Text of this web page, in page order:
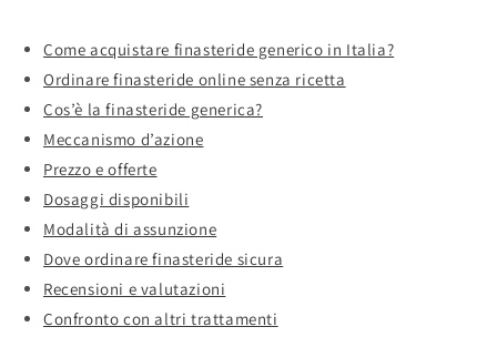
Come acquistare finasteride generico in Italia?
Ordinare finasteride online senza ricetta
Cos’è la finasteride generica?
Meccanismo d’azione
Prezzo e offerte
Dosaggi disponibili
Modalità di assunzione
Dove ordinare finasteride sicura
Recensioni e valutazioni
Confronto con altri trattamenti